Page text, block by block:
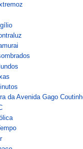
da Avenida Gago